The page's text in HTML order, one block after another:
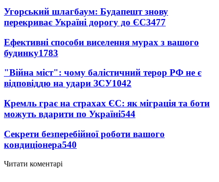
Угорський шлагбаум: Будапешт знову
перекриває Україні дорогу до ЄС3477
Ефективні способи виселення мурах з вашого
будинку1783
"Війна міст": чому балістичний терор РФ не є
відповіддю на удари ЗСУ1042
Кремль грає на страхах ЄС: як міграція та боти
можуть вдарити по Україні544
Секрети безперебійної роботи вашого
кондиціонера540
Читати коментарі